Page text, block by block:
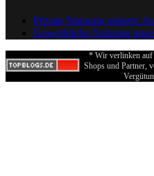
Private Nutzung unserer
Gewerbliche Nutzung
* Wir verlinken auf
Shops und Partner,